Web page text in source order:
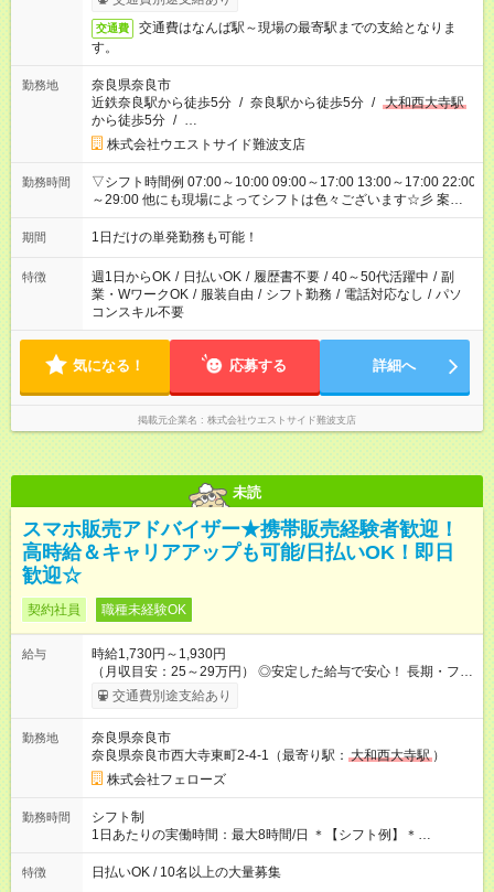
交通費
交通費はなんば駅～現場の最寄駅までの支給となりま
す。
勤務地
奈良県奈良市
近鉄奈良駅から徒歩5分 / 奈良駅から徒歩5分 / 大和西大寺駅
から徒歩5分 / …
株式会社ウエストサイド難波支店
勤務時間
▽シフト時間例 07:00～10:00 09:00～17:00 13:00～17:00 22:00
～29:00 他にも現場によってシフトは色々ございます☆彡 案件
次第では午前中だけ、午後だけで終わるお仕事も...！
期間 1日だけの単発勤務も可能！
特徴 週1日からOK / 日払いOK / 履歴書不要 / 40～50代活躍中 / 副
業・WワークOK / 服装自由 / シフト勤務 / 電話対応なし / パソ
コンスキル不要
気になる！ 応募する 詳細へ
掲載元企業名 株式会社ウエストサイド難波支店
未読
スマホ販売アドバイザー★携帯販売経験者歓迎！
高時給＆キャリアアップも可能/日払いOK！即日
歓迎☆
契約社員 職種未経験OK
給与
時給1,730円～1,930円
（月収目安：25～29万円） ◎安定した給与で安心！ 長期・フル
タイムで勤務いただける方にお越しいただきたいと思っていま
す。シフトが削られることはないので、安定した給与が入りま
たいという人もいると思います。このあたりは柔軟に対応する
ので、お気軽にご相談ください！ ※2ヶ月の試用期間がありま
す。その間の給与・待遇に変更はありません。 【試用期間】試
用期間あり 試用期間の長さ：2ヶ月 雇用形態、給与は本採用時
と同じです。
交通費別途支給あり
勤務地
奈良県奈良市
奈良県奈良市西大寺東町2-4-1（最寄り駅： 大和西大寺駅 ）
株式会社フェローズ
勤務時間
シフト制
1日あたりの実働時間：最大8時間/日 ＊【シフト例】＊
(1) 10:00～19:00 (2) 11:00～20:00 (3) 12:00～21:00 など ◎
いずれも実働8時間・休憩1時間です。中抜けシフトなどはあり
特徴 日払いOK / 10名以上の大量募集